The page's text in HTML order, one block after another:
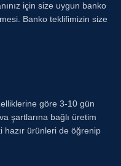
için size uygun banko
Banko teklifimizin size
göre 3-10 gün
şartlarına bağlı üretim
hazır ürünleri de öğrenip